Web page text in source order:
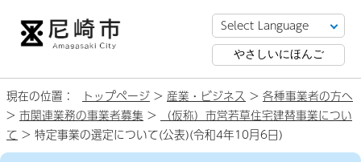
やさしいにほんご
現在の位置： トップページ > 産業・ビジネス > 各種事業者の方へ
> 市関連業務の事業者募集 >
（仮称）市営若草住宅建替事業につい
て > 特定事業の選定について(公表)(令和4年10月6日)